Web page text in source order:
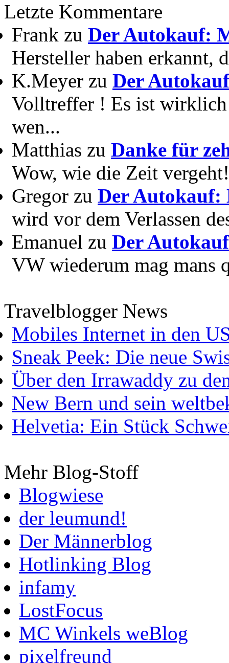
Letzte Kommentare
Frank zu Der Autokauf:
Hersteller haben erkannt,
K.Meyer zu Der
Volltreffer ! Es ist wirklich
wen...
Matthias zu Danke für
Wow, wie die Zeit
Gregor zu Der Autokauf:
wird vor dem Verlassen
Emanuel zu Der
VW wiederum mag mans
Travelblogger News
Mobiles Internet in den
Sneak Peek: Die neue
Über den Irrawaddy zu
New Bern und sein
Helvetia: Ein Stück
Mehr Blog-Stoff
Blogwiese
der leumund!
Der Männerblog
Hotlinking Blog
infamy
LostFocus
MC Winkels weBlog
pixelfreund